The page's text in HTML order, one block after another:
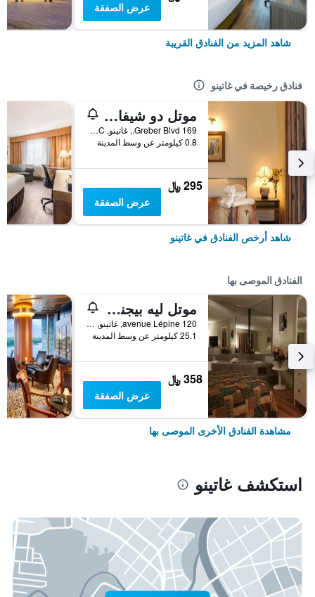
عرض الصفقة
شاهد المزيد من الفنادق القريبة
فنادق رخيصة في غاتينو
موتل دو شيفالير
169 Greber Blvd., غاتينو, QC, كندا
0.8 كيلومتر عن وسط المدينة
295 ﷼
عرض الصفقة
شاهد أرخص الفنادق في غاتينو
الفنادق الموصى بها
موتل ليه بيجنون فيرت
120 avenue Lépine, غاتينو, QC, كندا
25.1 كيلومتر عن وسط المدينة
358 ﷼
عرض الصفقة
مشاهدة الفنادق الأخرى الموصى بها
استكشف غاتينو